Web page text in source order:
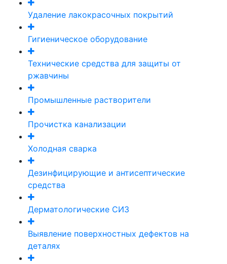
Удаление лакокрасочных покрытий
Гигиеническое оборудование
Технические средства для защиты от
ржавчины
Промышленные растворители
Прочистка канализации
Холодная сварка
Дезинфицирующие и антисептические
средства
Дерматологические СИЗ
Выявление поверхностных дефектов на
деталях